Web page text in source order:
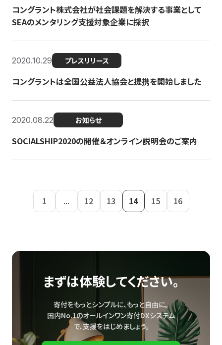
コングラント株式会社が社会課題を解決する事業として
SEAのメンタリング支援対象企業に採択
2020.10.29 プレスリリース
コングラントは全国公益法人協会と提携を開始しました
2020.08.22 お知らせ
SOCIALSHIP2020の開催＆オンライン説明会のご案内
1 ... 12 13 14 15 16
まずは体験してください。
寄付をもっとシンプルに、もっと自由に。
国内No.1のオールインワン寄付DXシステム
で、支援をはじめましょう。